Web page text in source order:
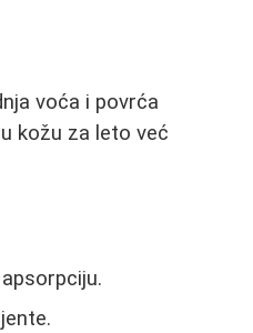
voća i povrća
kožu za leto već